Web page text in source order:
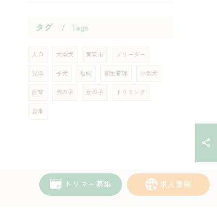
タグ Tags
人口 大型犬 宮若市 ブリーダー
見学 子犬 福岡 衛生管理 小型犬
飼育 男の子 女の子 トリミング
食事
トリマー募集 求人情報